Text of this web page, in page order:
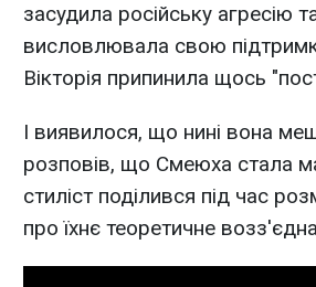
засудила російську агресію
висловлювала свою
Вікторія припинила щось
І виявилося, що нині вона
розповів, що Смеюха стала
стиліст поділився під час
про їхнє теоретичне